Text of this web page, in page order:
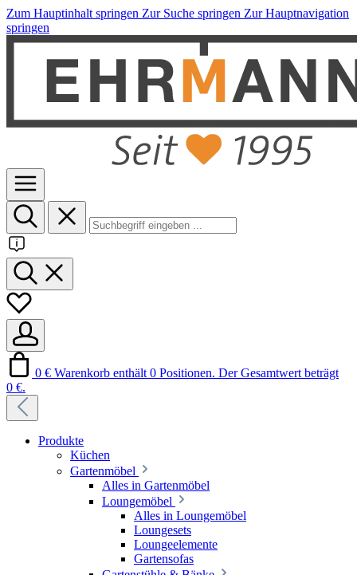
Zum Hauptinhalt springen Zur Suche springen Zur Hauptnavigation
springen
0 € Warenkorb enthält 0 Positionen. Der Gesamtwert beträgt
0 €.
Produkte
Küchen
Gartenmöbel
Alles in Gartenmöbel
Loungemöbel
Alles in Loungemöbel
Loungesets
Loungeelemente
Gartensofas